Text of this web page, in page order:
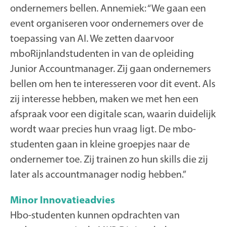
ondernemers bellen. Annemiek: “We gaan een
event organiseren voor ondernemers over de
toepassing van AI. We zetten daarvoor
mboRijnlandstudenten in van de opleiding
Junior Accountmanager. Zij gaan ondernemers
bellen om hen te interesseren voor dit event. Als
zij interesse hebben, maken we met hen een
afspraak voor een digitale scan, waarin duidelijk
wordt waar precies hun vraag ligt. De mbo-
studenten gaan in kleine groepjes naar de
ondernemer toe. Zij trainen zo hun skills die zij
later als accountmanager nodig hebben.”
Minor Innovatieadvies
Hbo-studenten kunnen opdrachten van